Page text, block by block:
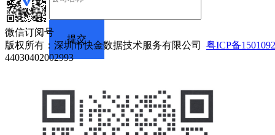
微信订阅号
版权所有：深圳市快金数据技术服务有限公司 粤ICP备
44030402002993